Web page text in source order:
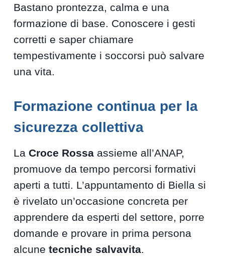
Bastano prontezza, calma e una
formazione di base. Conoscere i gesti
corretti e saper chiamare
tempestivamente i soccorsi può salvare
una vita.
Formazione continua per la
sicurezza collettiva
LaCroce Rossa assieme all’ANAP,
promuove da tempo percorsi formativi
aperti a tutti. L’appuntamento di Biella si
è rivelato un’occasione concreta per
apprendere da esperti del settore, porre
domande e provare in prima persona
alcunetecniche salvavita.